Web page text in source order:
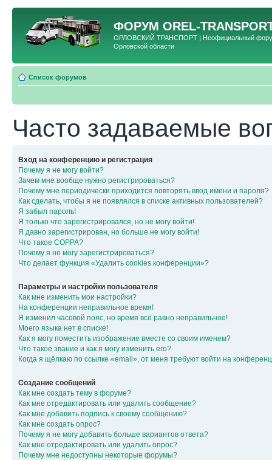
ФОРУМ OREL-
ОРЛОВСКИЙ ТРАНСПОРТ | Неофициальный форум
Орловской области
Список форумов
Часто задаваемые
Вход на конференцию и регистрация
Почему я не могу войти?
Зачем мне вообще нужно регистрироваться?
Почему мне периодически приходится повторять ввод имени и пароля?
Как сделать, чтобы я не появлялся в списке активных пользователей?
Я забыл пароль!
Я только что зарегистрировался, но не могу войти!
Я давно зарегистрирован, но больше не могу войти!
Что такое COPPA?
Почему я не могу зарегистрироваться?
Что делает функция «Удалить cookies конференции»?
Параметры и настройки пользователя
Как мне изменить мои настройки?
На конференции неправильное время!
Я изменил часовой пояс, но время всё равно неправильное!
Моего языка нет в списке!
Как я могу поместить изображение вместе со своим именем?
Что такое звание и как я могу изменить его?
Когда я щёлкаю по ссылке «email», от меня требуют войти на
Создание сообщений
Как мне создать тему в форуме?
Как мне отредактировать или удалить сообщение?
Как мне добавить подпись к своему сообщению?
Как мне создать опрос?
Почему я не могу добавить больше вариантов ответа?
Как мне отредактировать или удалить опрос?
Почему мне недоступны некоторые форумы?